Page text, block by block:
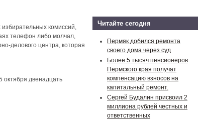
комиссий,
телефон либо молчал,
делового центра, которая
октября двенадцать
Читайте сегодня
Пермяк добился ремонта
своего дома через суд
Более 5 тысяч пенсионеров
Пермского края получат
компенсацию взносов на
капитальный ремонт.
Сергей Будалин присвоил 2
миллиона рублей честных и
ответственных